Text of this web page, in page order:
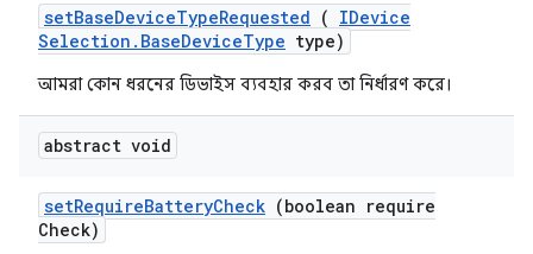
setBaseDeviceTypeRequested ( IDevice
Selection . BaseDeviceType type)
আমরা কোন ধরনের ডিভাইস ব্যবহার করব তা নির্ধারণ করে।
abstract void
setRequireBatteryCheck (boolean require
Check)